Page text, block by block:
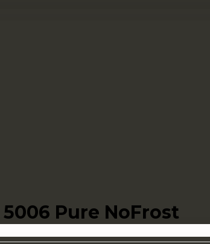
Pure NoFrost